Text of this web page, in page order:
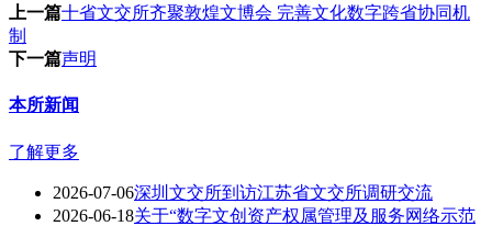
上一篇十省文交所齐聚敦煌文博会 完善文化数字跨省协同机
制
下一篇声明
本所新闻
了解更多
2026-07-06深圳文交所到访江苏省文交所调研交流
2026-06-18关于“数字文创资产权属管理及服务网络示范